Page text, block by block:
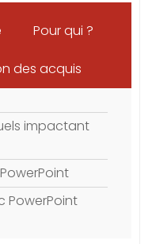
Pour qui ?
des acquis
impactant
PowerPoint